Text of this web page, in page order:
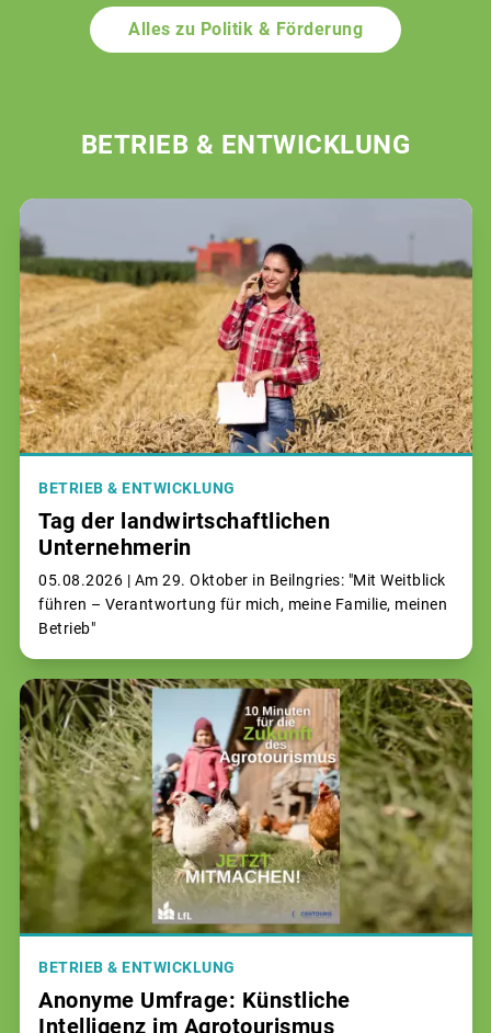
Alles zu Politik & Förderung
BETRIEB & ENTWICKLUNG
BETRIEB & ENTWICKLUNG
Tag der landwirtschaftlichen
Unternehmerin
05.08.2026 | Am 29. Oktober in Beilngries: "Mit Weitblick
führen – Verantwortung für mich, meine Familie, meinen
Betrieb"
BETRIEB & ENTWICKLUNG
Anonyme Umfrage: Künstliche
Intelligenz im Agrotourismus